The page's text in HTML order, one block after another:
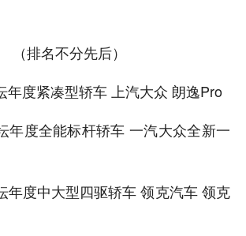
（排名不分先后）
年度紧凑型轿车 上汽大众 朗逸Pro
年度全能标杆轿车 一汽大众全新一
年度中大型四驱轿车 领克汽车 领克